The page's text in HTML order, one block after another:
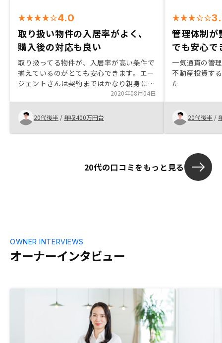
4.0
取り扱い物件の入居率がよく、
購入後の対応も良い
取り扱ってる物件が、入居率が高い条件で
揃えているのがとても安心できます。エー
ジェントさんは契約まではかなり親身に対
応してくださいますし、アプリからの質問
にも丁寧に対応してくださいます。契約後
の司法書士からなどの書類関係でもエージ
ェントのフォロー(いつまでに何をすれば
いいのか)があるといいなと思いました。
2020年08月04日
20代後半 / 年収400万円台
管理体制が
でも安心で
一気通貫の管
不動産投資す
た
20代後半 /
20代の口コミをもっと見る
オーナーインタビュー
OWNER INTERVIEWS